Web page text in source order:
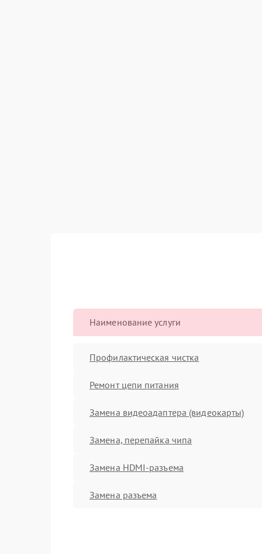
Наименование услуги
Профилактическая чистка
Ремонт цепи питания
Замена видеоадаптера (видеокарты)
Замена, перепайка чипа
Замена HDMI-разъема
Замена разъема